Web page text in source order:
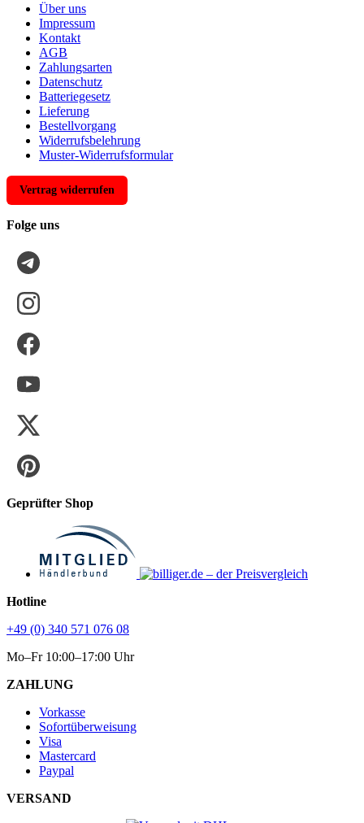
Über uns
Impressum
Kontakt
AGB
Zahlungsarten
Datenschutz
Batteriegesetz
Lieferung
Bestellvorgang
Widerrufsbelehrung
Muster-Widerrufsformular
Vertrag widerrufen
Folge uns
Geprüfter Shop
Hotline
+49 (0) 340 571 076 08
Mo–Fr 10:00–17:00 Uhr
ZAHLUNG
Vorkasse
Sofortüberweisung
Visa
Mastercard
Paypal
VERSAND